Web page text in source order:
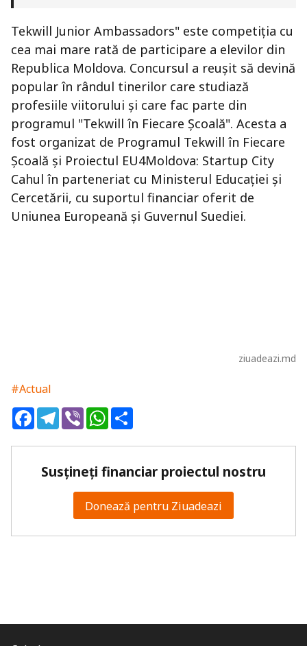
Tekwill Junior Ambassadors" este competiția cu
cea mai mare rată de participare a elevilor din
Republica Moldova. Concursul a reușit să devină
popular în rândul tinerilor care studiază
profesiile viitorului și care fac parte din
programul "Tekwill în Fiecare Școală". Acesta a
fost organizat de Programul Tekwill în Fiecare
Școală și Proiectul EU4Moldova: Startup City
Cahul în parteneriat cu Ministerul Educației și
Cercetării, cu suportul financiar oferit de
Uniunea Europeană și Guvernul Suediei.
ziuadeazi.md
#Actual
FacebookTelegram
ViberWhatsApp
Susțineți financiar proiectul nostru
Donează pentru Ziuadeazi